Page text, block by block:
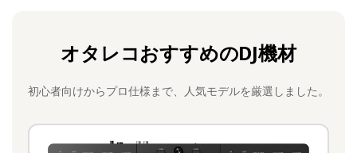
b
o
o
o
d
o
n
l
オタレコおすすめのDJ機材
初心者向けからプロ仕様まで、人気モデルを厳選しました。